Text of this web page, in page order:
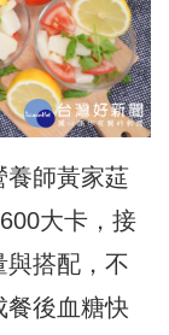
養師黃家莚
大卡，接
與搭配，不
餐後血糖快